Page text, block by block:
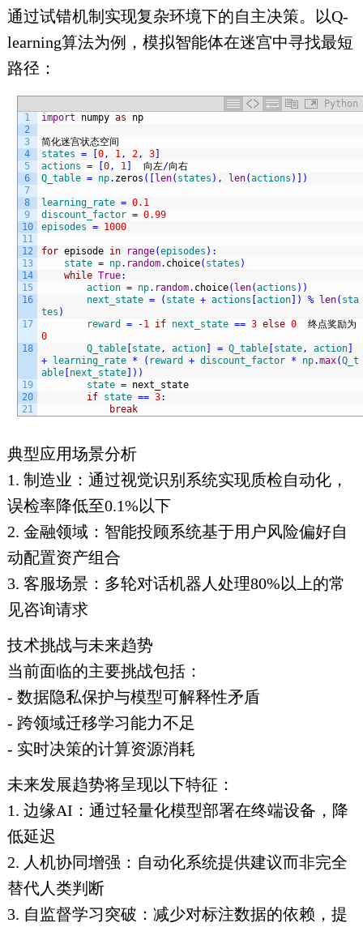
通过试错机制实现复杂环境下的自主决策。以Q-
learning算法为例，模拟智能体在迷宫中寻找最短
路径：
Python
1
2
3
4
5
6
7
8
9
10
11
12
13
14
15
16
17
18
19
20
21
import numpy as np
简化迷宫状态空间
states = 0, 1, 2, 3]
actions = 0, 1] 向左/向右
Q_table = np. zeros ( len( states ) , len(actions ) )
learning_rate = 0.1
discount_factor = 0.99
episodes = 1000
for episode in range(episodes ) :
state = np. random. choice( states )
while True:
action = np. random. choice( len(actions ) )
next_state = ( state + actions action] ) % len( sta
tes )
reward
= -1 if next_state == 3 else 0
终点奖励为
0
Q_table[ state, action] = Q_table[ state, action]
+
learning_rate * ( reward + discount_factor * np.max(Q_t
able[ next_state] ) )
state = next_state
if state == 3:
break
典型应用场景分析
1. 制造业：通过视觉识别系统实现质检自动化，
误检率降低至0.1%以下
2. 金融领域：智能投顾系统基于用户风险偏好自
动配置资产组合
3. 客服场景：多轮对话机器人处理80%以上的常
见咨询请求
技术挑战与未来趋势
当前面临的主要挑战包括：
- 数据隐私保护与模型可解释性矛盾
- 跨领域迁移学习能力不足
- 实时决策的计算资源消耗
未来发展趋势将呈现以下特征：
1. 边缘AI：通过轻量化模型部署在终端设备，降
低延迟
2. 人机协同增强：自动化系统提供建议而非完全
替代人类判断
3. 自监督学习突破：减少对标注数据的依赖，提